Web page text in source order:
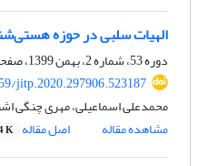
الهیات سلبی در حوزه
دوره 53، شماره 2، بهمن 1399، صفحه
jitp.2020.297906.523187
محمدعلی اسماعیلی، مهری چنگی
مشاهده مقاله
اصل مقاله K